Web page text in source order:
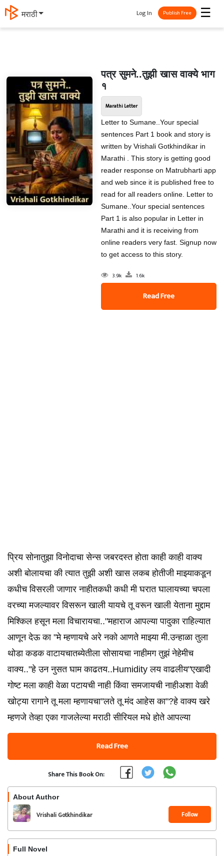
मराठी ☰
Log In Publish Free
पत्र सुमने..तुझी खास वाक्ये भाग
१
Marathi Letter
Letter to Sumane..Your special
sentences Part 1 book and story is
written by Vrishali Gotkhindikar in
Marathi . This story is getting good
reader response on Matrubharti app
and web since it is published free to
read for all readers online. Letter to
Sumane..Your special sentences
Part 1 is also popular in Letter in
Marathi and it is receiving from
online readers very fast. Signup now
to get access to this story.
3.9k 1.6k
Read Free
प्रिय सोनातुझा विनोदाचा सेन्स जबरदस्त होता काही काही वाक्य
अशी बोलायचा की त्यात तुझी अशी खास लकब होतीजी माझ्याकडून
कधीच विसरली जाणार नाहीतकधी कधी मी घरात घालायच्या चपला
वरच्या मजल्यावर विसरून खाली यायचे तू वरून खाली येताना मुद्दाम
मिश्किल हसून मला विचारायचा.."महाराज आपल्या पादुका राहिल्यात
आणून देऊ का "मे म्हणायचे अरे नको आणते माझ्या मी.उन्हाळा तुला
थोडा कडक वाटायचातब्येतीला सोसायचा नाहीमग तुझं नेहेमीच
वाक्य.."हे उन नुसत घाम काढतय..Humidity लय वाढलीय"एखादी
गोष्ट मला काही वेळा पटायची नाही किंवा समजायची नाहीअशा वेळी
खोट्या रागाने तू मला म्हणायचा"लते तू मंद आहेस का"?हे वाक्य खरे
म्हणजे तेव्हा एका गाजलेल्या मराठी सीरियल मधे होते आपल्या
Read Free
Share This Book On:
About Author
Vrishali Gotkhindikar Follow
Full Novel